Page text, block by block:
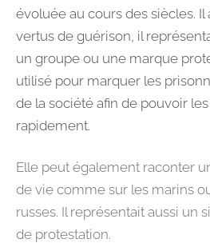
évoluée au cours des siècles. Il
vertus de guérison, il
un groupe ou une marque
utilisé pour marquer les
de la société afin de pouvoir
rapidement.
Elle peut également raconter
de vie comme sur les marins
russes. Il représentait aussi un
de protestation.